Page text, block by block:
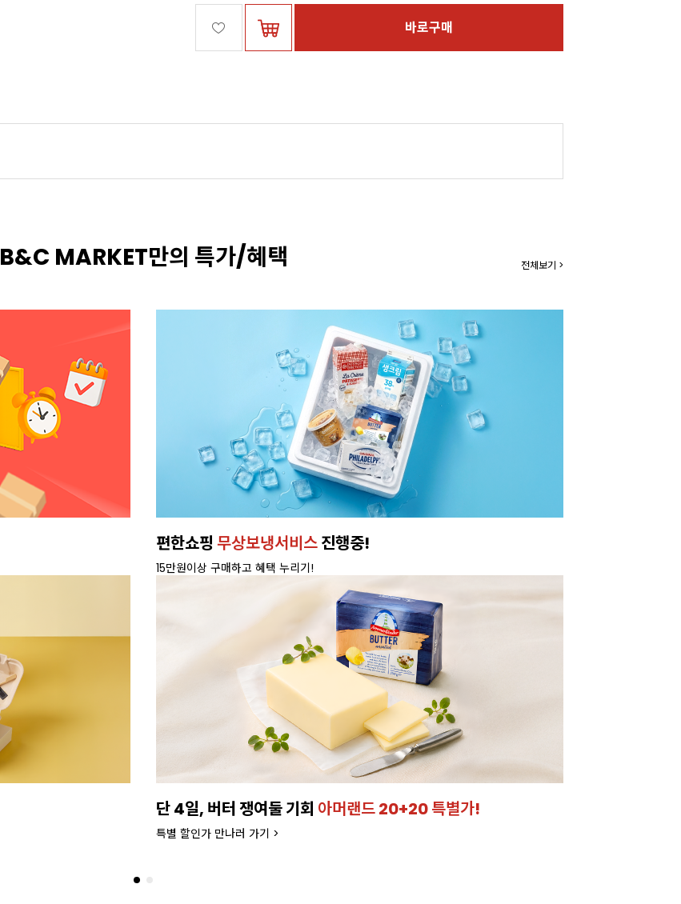
바로구매
B&C MARKET만의 특가/혜택 전체보기 >
편한쇼핑 무상보냉서비스진행중!
15만원이상 구매하고 혜택 누리기!
단 4일, 버터 쟁여둘 기회 아머랜드 20+20 특별가!
특별 할인가 만나러 가기 >